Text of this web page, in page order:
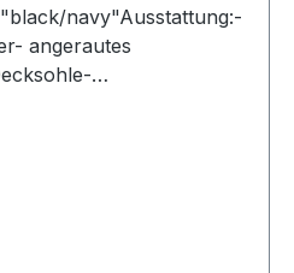
navy"Ausstattung:-
angerautes